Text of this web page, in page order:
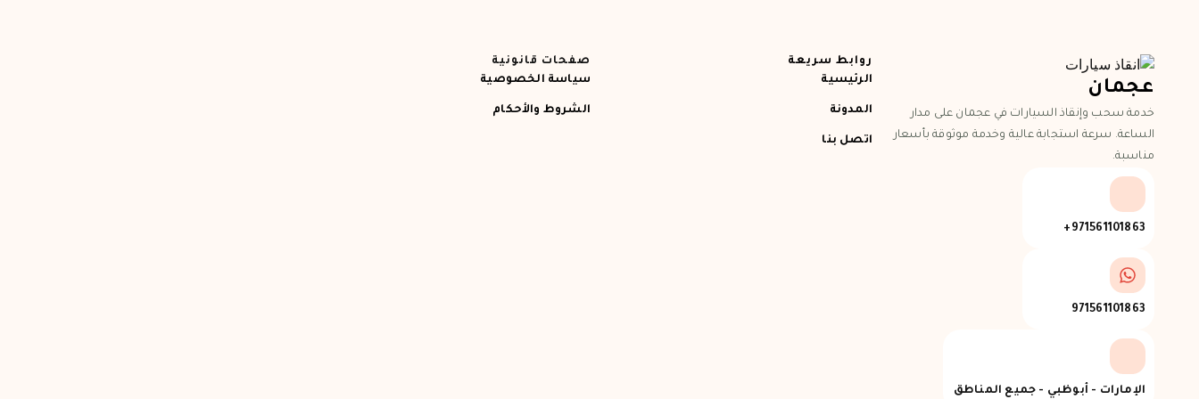
عجمان
خدمة سحب وإنقاذ السيارات في عجمان على مدار
الساعة. سرعة استجابة عالية وخدمة موثوقة بأسعار
مناسبة.
971561101863+
971561101863
الإمارات - أبوظبي - جميع المناطق
روابط سريعة
الرئيسية
المدونة
اتصل بنا
صفحات قانونية
سياسة الخصوصية
الشروط والأحكام